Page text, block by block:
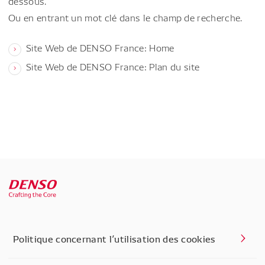
Ou en entrant un mot clé dans le champ de recherche.
Site Web de DENSO France: Home
Site Web de DENSO France: Plan du site
Politique concernant l’utilisation des cookies